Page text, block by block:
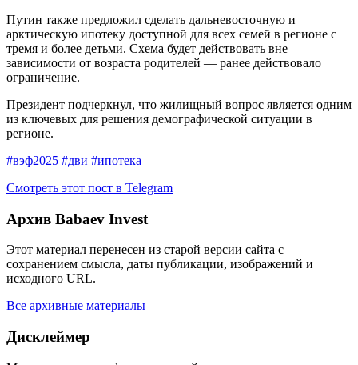
Путин также предложил сделать дальневосточную и
арктическую ипотеку доступной для всех семей в регионе с
тремя и более детьми. Схема будет действовать вне
зависимости от возраста родителей — ранее действовало
ограничение.
Президент подчеркнул, что жилищный вопрос является одним
из ключевых для решения демографической ситуации в
регионе.
#вэф2025 #дви #ипотека
Смотреть этот пост в Telegram
Архив Babaev Invest
Этот материал перенесен из старой версии сайта с
сохранением смысла, даты публикации, изображений и
исходного URL.
Все архивные материалы
Дисклеймер